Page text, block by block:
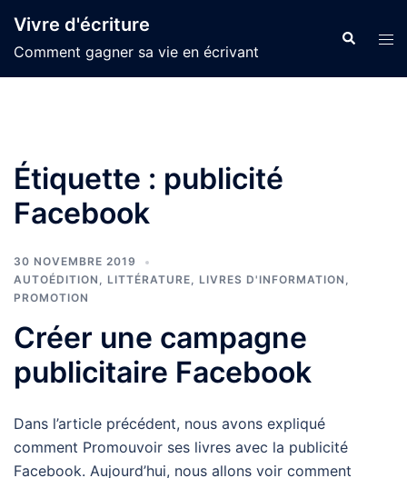
contenu
Vivre d'écriture
Comment gagner sa vie en écrivant
Étiquette : publicité
Facebook
30 NOVEMBRE 2019
AUTOÉDITION , LITTÉRATURE, LIVRES D'INFORMATION ,
PROMOTION
Créer une campagne
publicitaire Facebook
Dans l’article précédent, nous avons expliqué
comment Promouvoir ses livres avec la publicité
Facebook. Aujourd’hui, nous allons voir comment